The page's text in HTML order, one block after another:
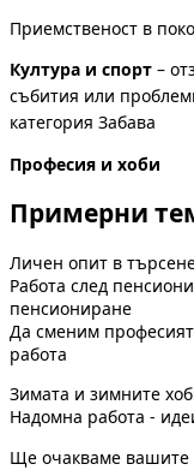
Приемственост в
Култура и спорт –
събития или
категория Забава
Професия и хоби
Примерни
Личен опит в
Работа след
пенсиониране
Да сменим
работа
Зимата и зимните
Надомна работа -
Ще очакваме вашите